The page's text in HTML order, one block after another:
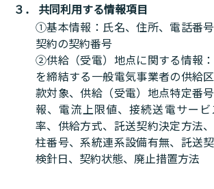
３． 共同利用する情報項目
①基本情報：氏名、住所、電話番
契約の契約番号
②供給（受電）地点に関する情報
を締結する一般電気事業者の供給
款対象、供給（受電）地点特定番
報、電流上限値、接続送電サー
率、供給方式、託送契約決定方法
柱番号、系統連系設備有無、託送
検針日、契約状態、廃止措置方法